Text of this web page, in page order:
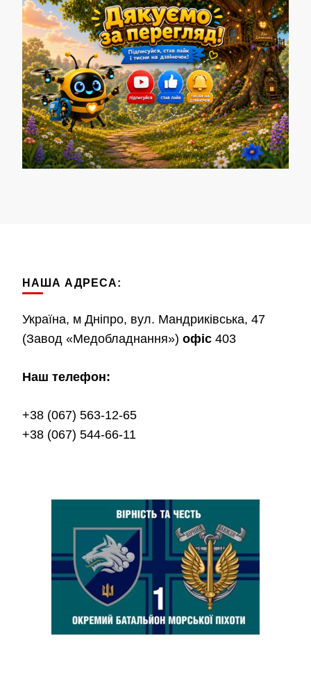
НАША АДРЕСА:
Україна, м Дніпро, вул. Мандриківська, 47
(Завод «Медобладнання») офіс 403
Наш телефон:
+38 (067) 563-12-65
+38 (067) 544-66-11